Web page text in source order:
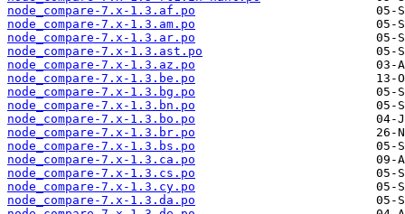
node_compare-7.x-1.3.af.po
node_compare-7.x-1.3.am.po
node_compare-7.x-1.3.ar.po
node_compare-7.x-1.3.ast.po
node_compare-7.x-1.3.az.po
node_compare-7.x-1.3.be.po
node_compare-7.x-1.3.bg.po
node_compare-7.x-1.3.bn.po
node_compare-7.x-1.3.bo.po
node_compare-7.x-1.3.br.po
node_compare-7.x-1.3.bs.po
node_compare-7.x-1.3.ca.po
node_compare-7.x-1.3.cs.po
node_compare-7.x-1.3.cy.po
node_compare-7.x-1.3.da.po